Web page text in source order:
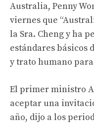
Australia, Penny
viernes que
la Sra. Cheng y ha
estándares básicos
y trato humano para
El primer ministro
aceptar una
año, dijo a los